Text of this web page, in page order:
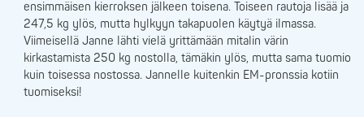
ensimmäisen kierroksen jälkeen toisena. Toiseen rautoja lisää ja
247,5 kg ylös, mutta hylkyyn takapuolen käytyä ilmassa.
Viimeisellä Janne lähti vielä yrittämään mitalin värin
kirkastamista 250 kg nostolla, tämäkin ylös, mutta sama tuomio
kuin toisessa nostossa. Jannelle kuitenkin EM-pronssia kotiin
tuomiseksi!